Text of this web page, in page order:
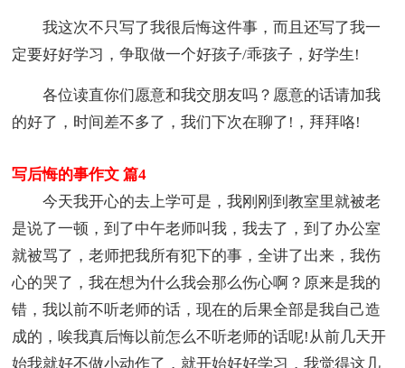
我这次不只写了我很后悔这件事，而且还写了我一
定要好好学习，争取做一个好孩子/乖孩子，好学生!
各位读直你们愿意和我交朋友吗？愿意的话请加我
的好了，时间差不多了，我们下次在聊了!，拜拜咯!
写后悔的事作文 篇4
今天我开心的去上学可是，我刚刚到教室里就被老
是说了一顿，到了中午老师叫我，我去了，到了办公室
就被骂了，老师把我所有犯下的事，全讲了出来，我伤
心的哭了，我在想为什么我会那么伤心啊？原来是我的
错，我以前不听老师的话，现在的后果全部是我自己造
成的，唉我真后悔以前怎么不听老师的话呢!从前几天开
始我就好不做小动作了，就开始好好学习，我觉得这几